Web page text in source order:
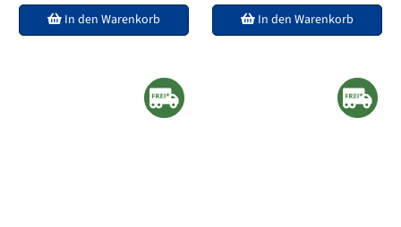
In den Warenkorb In den Warenkorb